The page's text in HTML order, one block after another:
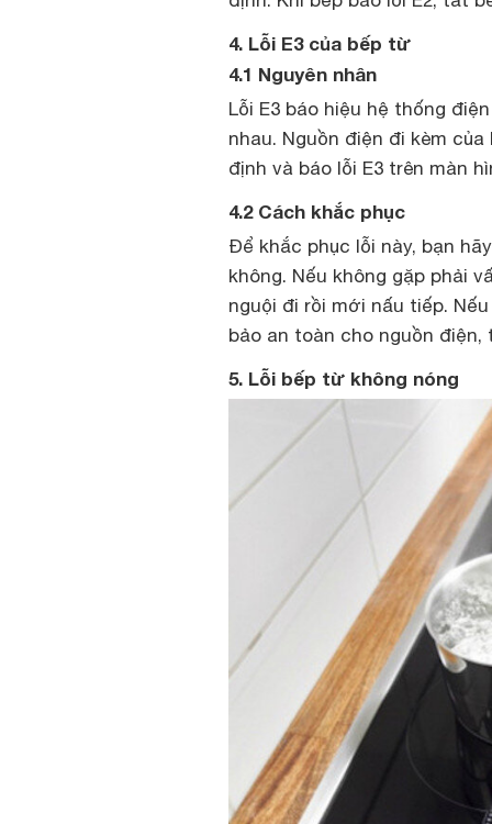
4. Lỗi E3 của bếp từ
4.1 Nguyên nhân
Lỗi E3 báo hiệu hệ thống
nhau. Nguồn điện đi kèm
định và báo lỗi E3 trên màn
4.2 Cách khắc phục
Để khắc phục lỗi này, bạn
không. Nếu không gặp phải
nguội đi rồi mới nấu tiếp.
bảo an toàn cho nguồn
5. Lỗi bếp từ không nóng